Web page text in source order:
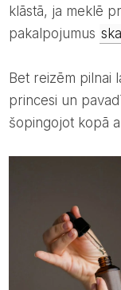
klāstā, ja meklē
pakalpojumus
Bet reizēm pilnai laimei vajag iepriecināt savu iekšējo
princesi un
šopingojot kopā